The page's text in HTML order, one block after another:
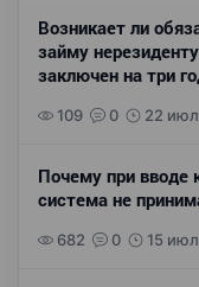
Возникает ли
займу
заключен на три
109 0 22
Почему при вводе
система не
682 0 15